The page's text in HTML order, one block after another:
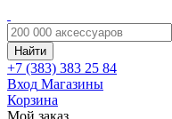
Найти
+7 (383) 383 25 84
Вход Магазины
Корзина
Мой заказ